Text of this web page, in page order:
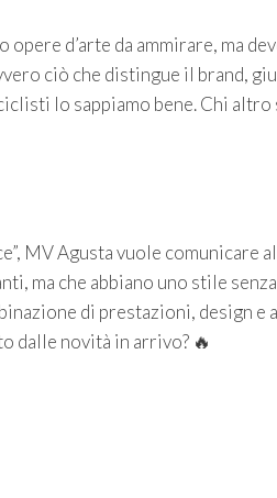
d’arte da ammirare, ma
ciò che distingue il brand,
lo sappiamo bene. Chi altro
MV Agusta vuole comunicare
ma che abbiano uno stile
di prestazioni, design e
dalle novità in arrivo? 🔥